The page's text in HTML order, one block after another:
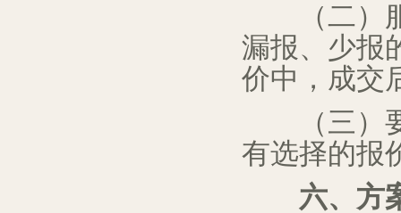
（二）服
漏报、少报
价中，成交
（三）要
有选择的报
六、 方